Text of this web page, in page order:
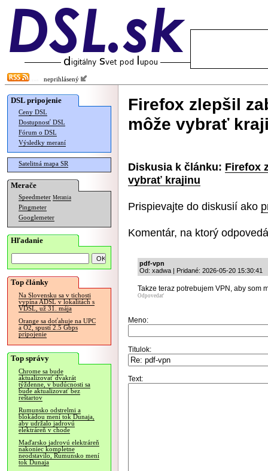
neprihlásený
DSL pripojenie
Ceny DSL
Dostupnosť DSL
Fórum o DSL
Výsledky meraní
Satelitná mapa SR
Merače
Speedmeter Merania
Pingmeter
Googlemeter
Hľadanie
Top články
Na Slovensku sa v tichosti
vypína ADSL v lokalitách s
VDSL, už 31. mája
Orange sa doťahuje na UPC
a O2, spustí 2.5 Gbps
pripojenie
Top správy
Chrome sa bude
aktualizovať dvakrát
týždenne, v budúcnosti sa
bude aktualizovať bez
reštartov
Rumunsko odstrelmi a
blokádou mení tok Dunaja,
aby udržalo jadrovú
elektráreň v chode
Maďarsko jadrovú elektráreň
nakoniec kompletne
neodstavilo, Rumunsko mení
tok Dunaja
Firefox zlepšil
môže vybrať
Diskusia k článku: Firefox
vybrať krajinu
Prispievajte do diskusií ako
Komentár, na ktorý
pdf-vpn
Od: xadwa | Pridané: 2026-05-20 15:30:41
Takze teraz potrebujem VPN, aby som
Odpovedať
Meno:
Titulok:
Text: